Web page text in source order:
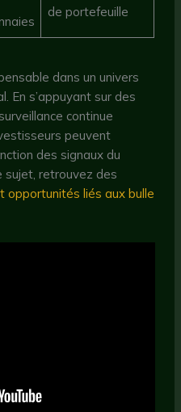
de portefeuille
dans un univers
En s’appuyant sur des
continue
peuvent
des signaux du
sujet, retrouvez des
opportunités liés aux bulle